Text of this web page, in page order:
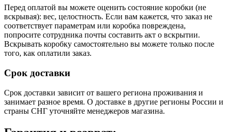
Перед оплатой вы можете оценить состояние коробки (не
вскрывая): вес, целостность. Если вам кажется, что заказ не
соответствует параметрам или коробка повреждена,
попросите сотрудника почты составить акт о вскрытии.
Вскрывать коробку самостоятельно вы можете только после
того, как оплатили заказ.
Срок доставки
Срок доставки зависит от вашего региона проживания и
занимает разное время. О доставке в другие регионы России и
страны СНГ уточняйте менеджеров магазина.